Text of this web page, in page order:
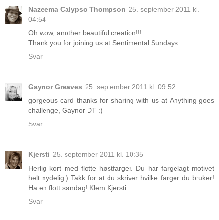
Nazeema Calypso Thompson 25. september 2011 kl.
04:54
Oh wow, another beautiful creation!!!
Thank you for joining us at Sentimental Sundays.
Svar
Gaynor Greaves 25. september 2011 kl. 09:52
gorgeous card thanks for sharing with us at Anything goes
challenge, Gaynor DT :)
Svar
Kjersti 25. september 2011 kl. 10:35
Herlig kort med flotte høstfarger. Du har fargelagt motivet
helt nydelig:) Takk for at du skriver hvilke farger du bruker!
Ha en flott søndag! Klem Kjersti
Svar